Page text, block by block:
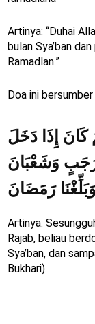
Artinya: “Duhai
bulan Sya’ban
Ramadlan.”
Doa ini
كَانَ إِذَا دَخَلَ
رَجَبٍ وَشَعْبَانَ
وَبَلِّغْنَا رَمَضَانَ
Artinya:
Rajab, beliau
Sya’ban, dan
Bukhari).